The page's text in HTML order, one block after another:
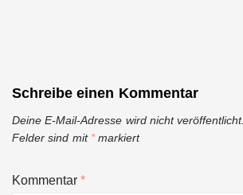
Schreibe einen Kommentar
Deine E-Mail-Adresse wird nicht veröffentlicht.
Felder sind mit *markiert
Kommentar*